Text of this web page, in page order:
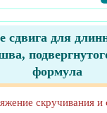
для
формула
скручивания и